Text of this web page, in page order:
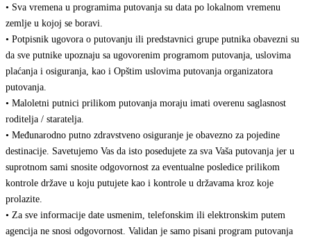
• Sva vremena u programima putovanja su data po lokalnom vremenu
zemlje u kojoj se boravi.
• Potpisnik ugovora o putovanju ili predstavnici grupe putnika obavezni su
da sve putnike upoznaju sa ugovorenim programom putovanja, uslovima
plaćanja i osiguranja, kao i Opštim uslovima putovanja organizatora
putovanja.
• Maloletni putnici prilikom putovanja moraju imati overenu saglasnost
roditelja / staratelja.
• Međunarodno putno zdravstveno osiguranje je obavezno za pojedine
destinacije. Savetujemo Vas da isto posedujete za sva Vaša putovanja jer u
suprotnom sami snosite odgovornost za eventualne posledice prilikom
kontrole države u koju putujete kao i kontrole u državama kroz koje
prolazite.
• Za sve informacije date usmenim, telefonskim ili elektronskim putem
agencija ne snosi odgovornost. Validan je samo pisani program putovanja